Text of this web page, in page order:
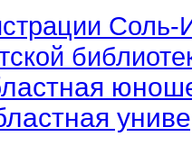
Соль-